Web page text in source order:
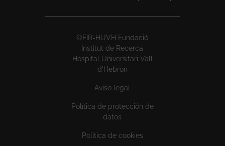
©FIR-HUVH Fundació
Institut de Recerca
Hospital Universitari Vall
d'Hebron
Aviso legal
Política de protección de
datos
Política de cookies